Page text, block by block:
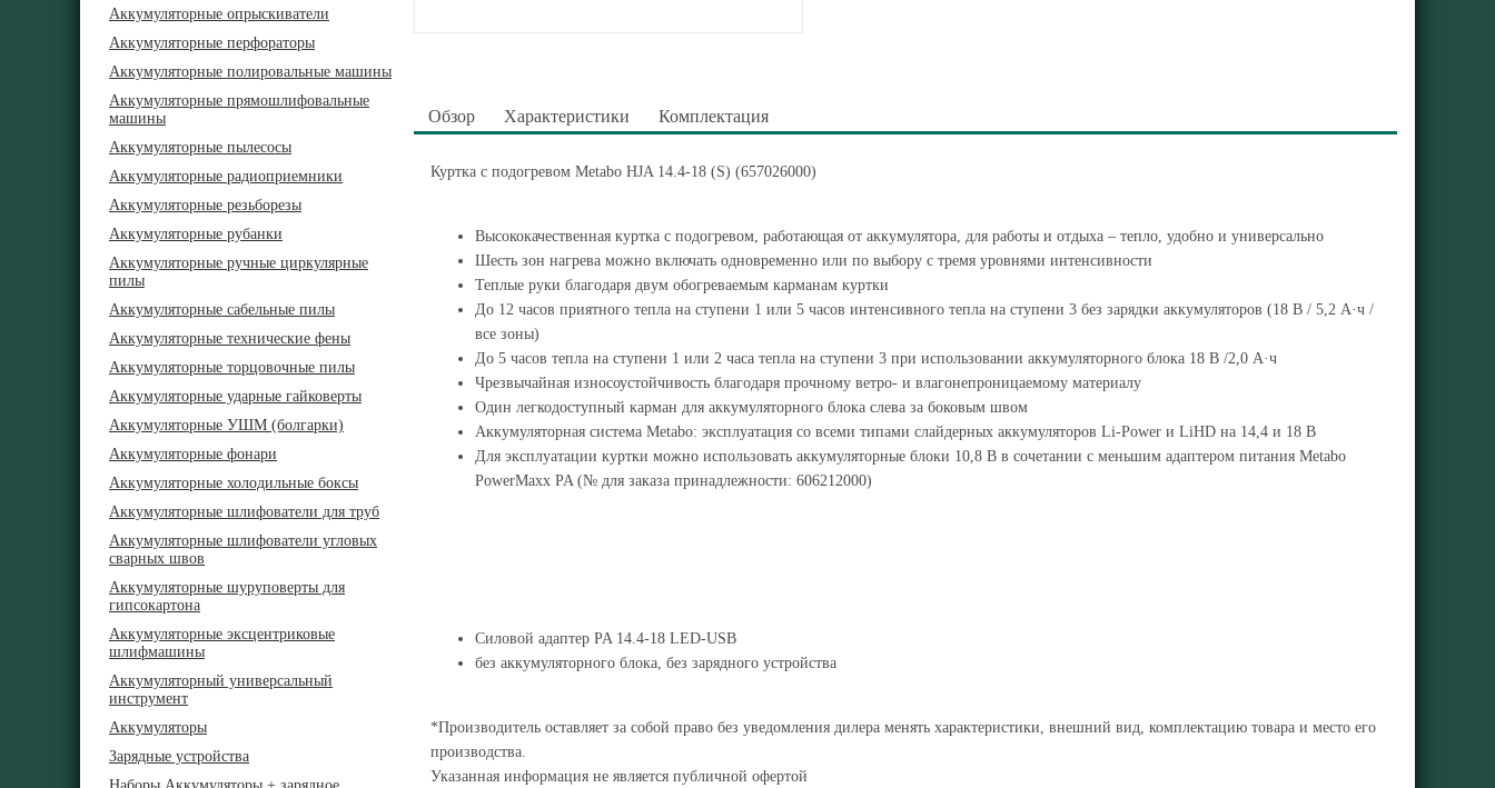
Аккумуляторные опрыскиватели
Аккумуляторные перфораторы
Аккумуляторные полировальные машины
Аккумуляторные прямошлифовальные
машины
Аккумуляторные пылесосы
Аккумуляторные радиоприемники
Аккумуляторные резьборезы
Аккумуляторные рубанки
Аккумуляторные ручные циркулярные
пилы
Аккумуляторные сабельные пилы
Аккумуляторные технические фены
Аккумуляторные торцовочные пилы
Аккумуляторные ударные гайковерты
Аккумуляторные УШМ (болгарки)
Аккумуляторные фонари
Аккумуляторные холодильные боксы
Аккумуляторные шлифователи для труб
Аккумуляторные шлифователи угловых
сварных швов
Аккумуляторные шуруповерты для
гипсокартона
Аккумуляторные эксцентриковые
шлифмашины
Аккумуляторный универсальный
инструмент
Аккумуляторы
Зарядные устройства
Обзор Характеристики Комплектация
Куртка с подогревом Metabo HJA 14.4-18 (S) (657026000)
Высококачественная куртка с подогревом, работающая от аккумулятора, для работы и отдыха – тепло, удобно и универсально
Шесть зон нагрева можно включать одновременно или по выбору с тремя уровнями интенсивности
Теплые руки благодаря двум обогреваемым карманам куртки
До 12 часов приятного тепла на ступени 1 или 5 часов интенсивного тепла на ступени 3 без зарядки аккумуляторов (18 В / 5,2 А·ч /
все зоны)
До 5 часов тепла на ступени 1 или 2 часа тепла на ступени 3 при использовании аккумуляторного блока 18 В /2,0 А·ч
Чрезвычайная износоустойчивость благодаря прочному ветро- и влагонепроницаемому материалу
Один легкодоступный карман для аккумуляторного блока слева за боковым швом
Аккумуляторная система Metabo: эксплуатация со всеми типами слайдерных аккумуляторов Li-Power и LiHD на 14,4 и 18 В
Для эксплуатации куртки можно использовать аккумуляторные блоки 10,8 В в сочетании с меньшим адаптером питания Metabo
PowerMaxx PA (№ для заказа принадлежности: 606212000)
Силовой адаптер PA 14.4-18 LED-USB
без аккумуляторного блока, без зарядного устройства
*Производитель оставляет за собой право без уведомления дилера менять характеристики, внешний вид, комплектацию товара и место его
производства.
Указанная информация не является публичной офертой